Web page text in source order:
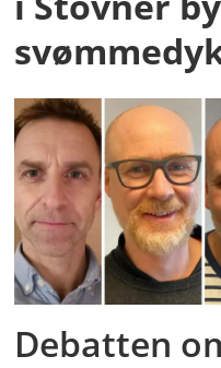
Debatten